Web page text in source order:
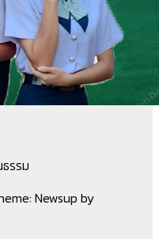
รรม
Newsup by